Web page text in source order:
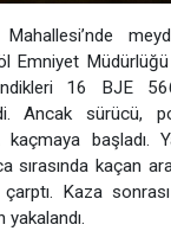
Emniyet
16 BJE
Ancak sürücü,
kaçmaya başladı.
sırasında kaçan
Kaza
yakalandı.